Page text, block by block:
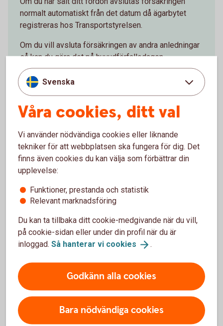
normalt automatiskt från det datum då ägarbytet
registreras hos Transportstyrelsen.
Om du vill avsluta försäkringen av andra anledningar
så kan du göra det på huvudförfallodagen.
Släp- och husvagnsförsäkring
Om du säljer ett släp eller en husvagn avslutas
försäkringen normalt inte automatiskt som för bil
och andra fordon. Kontakta oss så hjälper vi dig att
avsluta försäkringen.
Om du vill avsluta försäkringen av andra anledningar
kan du göra det på huvudförfallodagen.
Svenska
Våra cookies, ditt val
Vi använder nödvändiga cookies eller liknande
tekniker för att webbplatsen ska fungera för dig. Det
finns även cookies du kan välja som förbättrar din
upplevelse:
Funktioner, prestanda och statistik
Relevant marknadsföring
Du kan ta tillbaka ditt cookie-medgivande när du vill,
på cookie-sidan eller under din profil när du är
inloggad. Så hanterar vi cookies .
Godkänn alla cookies
Bara nödvändiga cookies